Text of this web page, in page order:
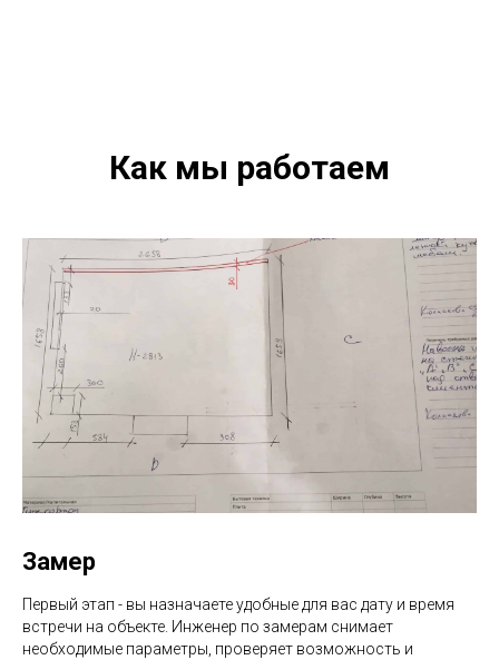
Как мы работаем
Замер
Первый этап - вы назначаете удобные для вас дату и время
встречи на объекте. Инженер по замерам снимает
необходимые параметры, проверяет возможность и